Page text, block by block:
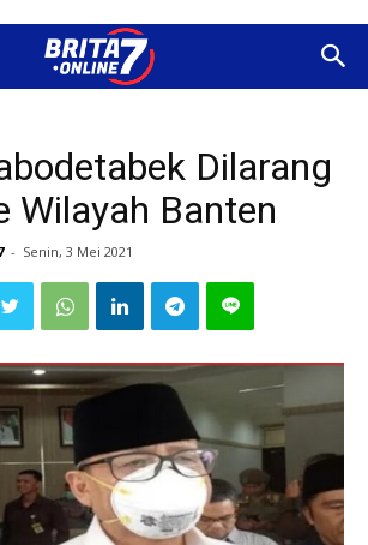
Dilarang
Wilayah Banten
- Senin, 3 Mei 2021